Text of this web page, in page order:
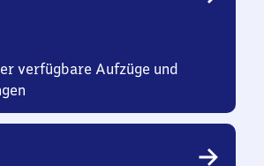
verfügbare Aufzüge und